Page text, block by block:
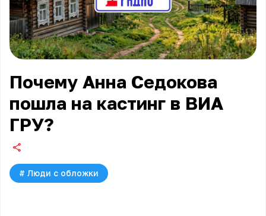
Почему Анна Седокова
пошла на кастинг в ВИА
ГРУ?
# Люди с обложки